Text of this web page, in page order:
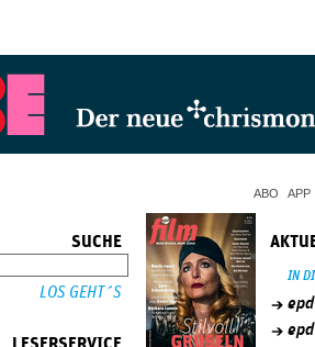
ABO APP
SUCHE
IN